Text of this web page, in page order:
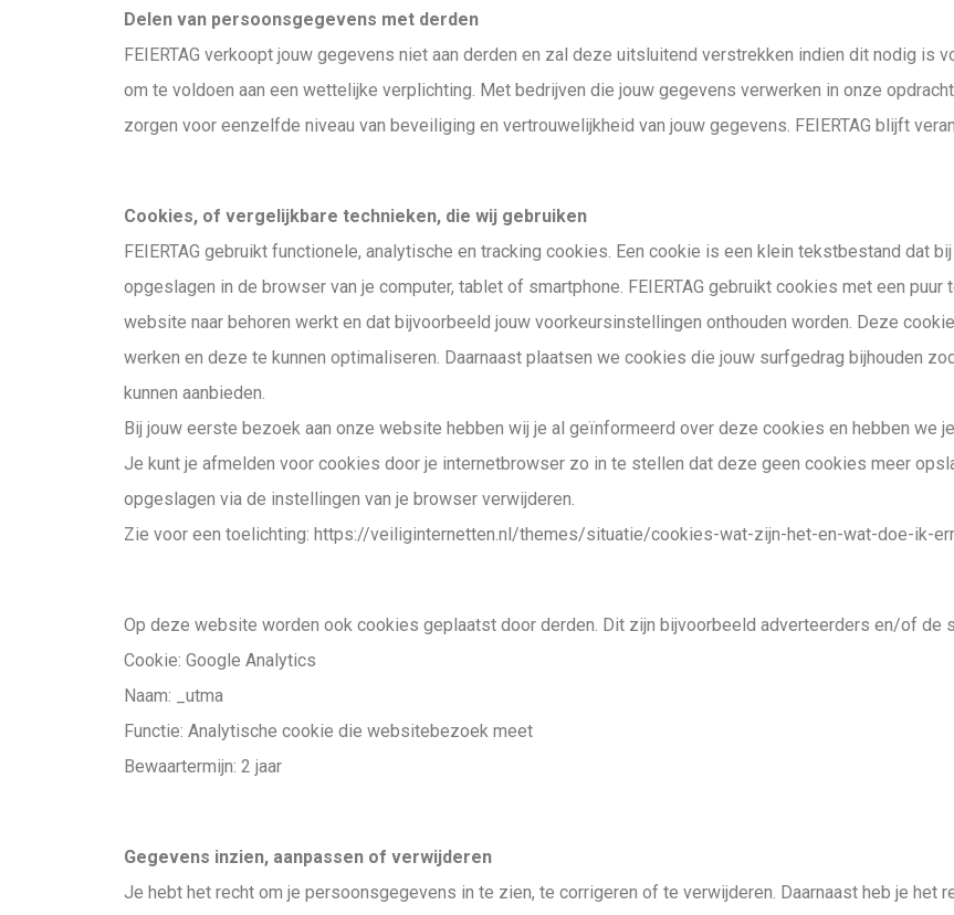
Delen van persoonsgegevens met derden
FEIERTAG verkoopt jouw gegevens niet aan derden en zal deze uitsluitend verstrekken indien dit nodig is
om te voldoen aan een wettelijke verplichting. Met bedrijven die jouw gegevens verwerken in onze
zorgen voor eenzelfde niveau van beveiliging en vertrouwelijkheid van jouw gegevens. FEIERTAG blijft
Cookies, of vergelijkbare technieken, die wij gebruiken
FEIERTAG gebruikt functionele, analytische en tracking cookies. Een cookie is een klein tekstbestand dat
opgeslagen in de browser van je computer, tablet of smartphone. FEIERTAG gebruikt cookies met een
website naar behoren werkt en dat bijvoorbeeld jouw voorkeursinstellingen onthouden worden. Deze
werken en deze te kunnen optimaliseren. Daarnaast plaatsen we cookies die jouw surfgedrag bijhouden
kunnen aanbieden.
Bij jouw eerste bezoek aan onze website hebben wij je al geïnformeerd over deze cookies en hebben we
Je kunt je afmelden voor cookies door je internetbrowser zo in te stellen dat deze geen cookies meer
opgeslagen via de instellingen van je browser verwijderen.
Zie voor een toelichting: https://veiliginternetten.nl/themes/situatie/cookies-wat-zijn-het-en-wat-doe-ik-
Op deze website worden ook cookies geplaatst door derden. Dit zijn bijvoorbeeld adverteerders en/of de
Cookie: Google Analytics
Naam: _utma
Functie: Analytische cookie die websitebezoek meet
Bewaartermijn: 2 jaar
Gegevens inzien, aanpassen of verwijderen
Je hebt het recht om je persoonsgegevens in te zien, te corrigeren of te verwijderen. Daarnaast heb je het